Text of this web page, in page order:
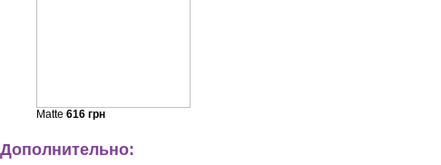
Matte 616 грн
Дополнительно: